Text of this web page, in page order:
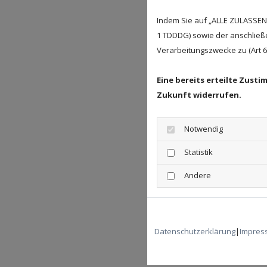
Eine
die
3.
Mit
Indem Sie auf „ALLE
1 TDDDG) sowie der
Verarbeitungszwecke zu (Art 6
Eine bereits erteilte
Zukunft widerrufen.
Notwendig
Statistik
Andere
Datenschutzerklärung|